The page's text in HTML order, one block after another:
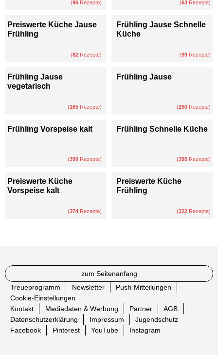
(96 Rezepte) (63 Rezepte)
Preiswerte Küche Jause
Frühling
(82 Rezepte)
Frühling Jause Schnelle
Küche
(99 Rezepte)
Frühling Jause
vegetarisch
(165 Rezepte)
Frühling Jause
(290 Rezepte)
Frühling Vorspeise kalt
(390 Rezepte)
Frühling Schnelle Küche
(395 Rezepte)
Preiswerte Küche
Vorspeise kalt
(374 Rezepte)
Preiswerte Küche
Frühling
(322 Rezepte)
zum Seitenanfang
Treueprogramm
Newsletter
Push-Mitteilungen
Cookie-Einstellungen
Kontakt
Mediadaten & Werbung Partner
AGB
Datenschutzerklärung
Impressum
Jugendschutz
Facebook
Pinterest YouTube Instagram